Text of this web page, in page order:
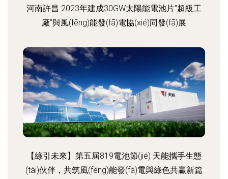
河南許昌 2023年建成30GW太陽能電池片“超級工
廠”與風(fēng)能發(fā)電協(xié)同發(fā)展
【綠引未來】第五屆819電池節(jié) 天能攜手生態
(tài)伙伴，共筑風(fēng)能發(fā)電與綠色共贏新篇